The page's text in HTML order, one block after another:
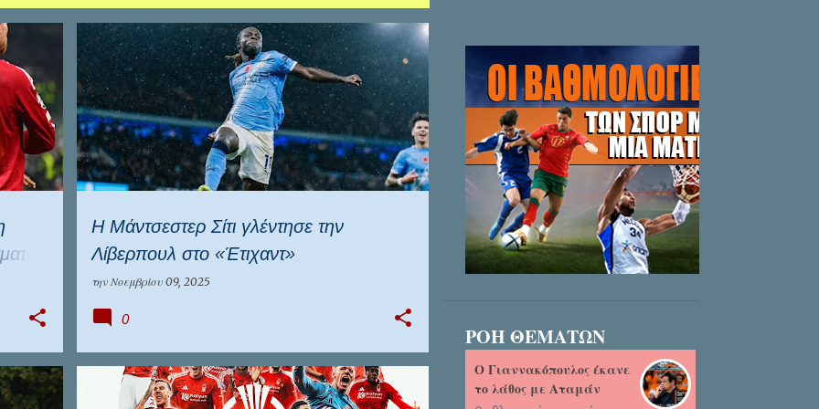
Η Μάντσεστερ Σίτι γλέντησε την
Λίβερπουλ στο «Έτιχαντ»
την Νοεμβρίου 09, 2025
ΑΓΓΛΙΑ ΑΡΣΕΝΑΛ ΛΙΒΕΡΠΟΥΛ 2
0
ΑΡΣΕΝΑΛ ΛΙΒΕΡΠΟΥΛ +4
ΡΟΗ ΘΕΜΑΤΩΝ
Ο Γιαννακόπουλος έκανε
το λάθος με Αταμάν